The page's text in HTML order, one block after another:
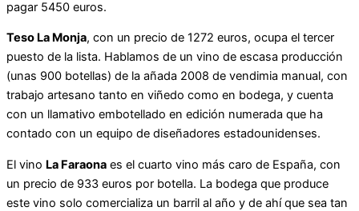
pagar 5450 euros.
Teso La Monja, con un precio de 1272 euros, ocupa el tercer
puesto de la lista. Hablamos de un vino de escasa producción
(unas 900 botellas) de la añada 2008 de vendimia manual, con
trabajo artesano tanto en viñedo como en bodega, y cuenta
con un llamativo embotellado en edición numerada que ha
contado con un equipo de diseñadores estadounidenses.
El vino La Faraona es el cuarto vino más caro de España, con
un precio de 933 euros por botella. La bodega que produce
este vino solo comercializa un barril al año y de ahí que sea tan